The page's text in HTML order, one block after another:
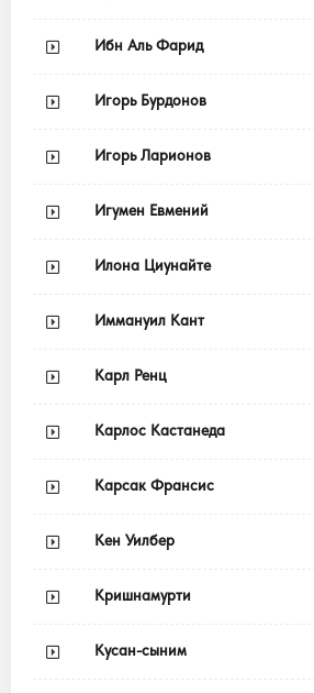
Ибн Аль Фарид
Игорь Бурдонов
Игорь Ларионов
Игумен Евмений
Илона Циунайте
Иммануил Кант
Карл Ренц
Карлос Кастанеда
Карсак Франсис
Кен Уилбер
Кришнамурти
Кусан-сыним